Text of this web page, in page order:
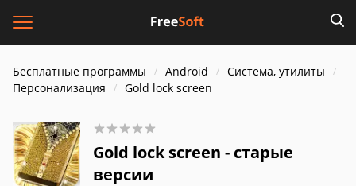
Бесплатные программы Android
Система, утилиты
Персонализация
Gold lock screen
Gold lock screen - старые
версии